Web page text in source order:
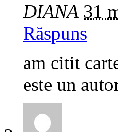
DIANA 31
Răspuns
am citit
este un